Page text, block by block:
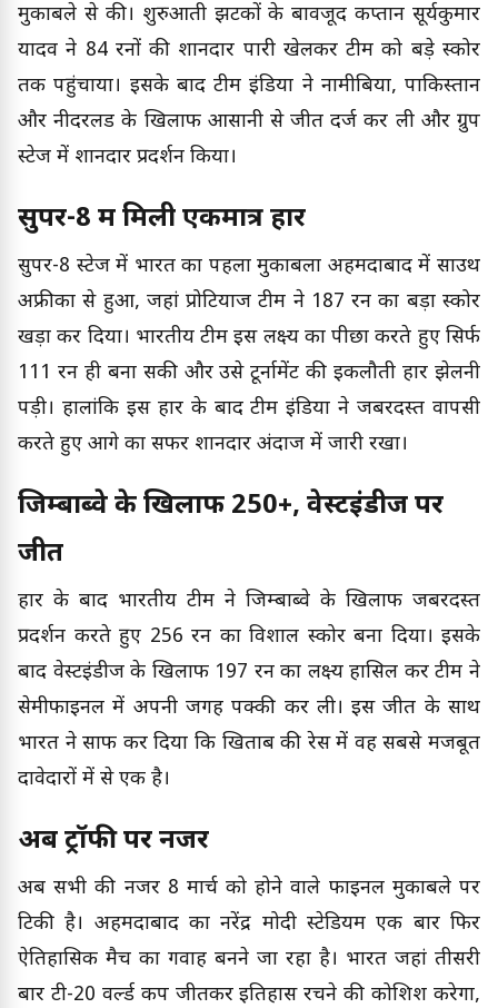
मुकाबले से की। शुरुआती झटकों के बावजूद कप्तान सूर्यकुमार
यादव ने 84 रनों की शानदार पारी खेलकर टीम को बड़े स्कोर
तक पहुंचाया। इसके बाद टीम इंडिया ने नामीबिया, पाकिस्तान
और नीदरलैंड के खिलाफ आसानी से जीत दर्ज कर ली और ग्रुप
स्टेज में शानदार प्रदर्शन किया।
सुपर-8 में मिली एकमात्र हार
सुपर-8 स्टेज में भारत का पहला मुकाबला अहमदाबाद में साउथ
अफ्रीका से हुआ, जहां प्रोटियाज टीम ने 187 रन का बड़ा स्कोर
खड़ा कर दिया। भारतीय टीम इस लक्ष्य का पीछा करते हुए सिर्फ
111 रन ही बना सकी और उसे टूर्नामेंट की इकलौती हार झेलनी
पड़ी। हालांकि इस हार के बाद टीम इंडिया ने जबरदस्त वापसी
करते हुए आगे का सफर शानदार अंदाज में जारी रखा।
जिम्बाब्वे के खिलाफ 250+, वेस्टइंडीज पर
जीत
हार के बाद भारतीय टीम ने जिम्बाब्वे के खिलाफ जबरदस्त
प्रदर्शन करते हुए 256 रन का विशाल स्कोर बना दिया। इसके
बाद वेस्टइंडीज के खिलाफ 197 रन का लक्ष्य हासिल कर टीम ने
सेमीफाइनल में अपनी जगह पक्की कर ली। इस जीत के साथ
भारत ने साफ कर दिया कि खिताब की रेस में वह सबसे मजबूत
दावेदारों में से एक है।
अब ट्रॉफी पर नजर
अब सभी की नजर 8 मार्च को होने वाले फाइनल मुकाबले पर
टिकी है। अहमदाबाद का नरेंद्र मोदी स्टेडियम एक बार फिर
ऐतिहासिक मैच का गवाह बनने जा रहा है। भारत जहां तीसरी
बार टी-20 वर्ल्ड कप जीतकर इतिहास रचने की कोशिश करेगा,